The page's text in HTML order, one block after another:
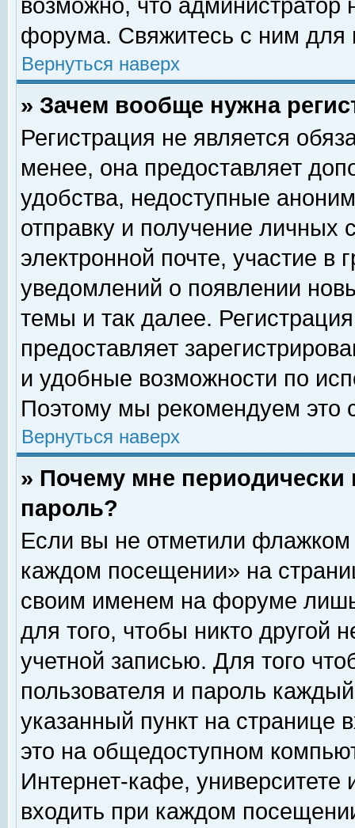
возможно, что
форума. Свяжитесь с ним для
Вернуться наверх
» Зачем вообще нужна
Регистрация не является
менее, она предоставляет
удобства, недоступные
отправку и получение личных
электронной почте, участие в
уведомлений о появлении
темы и так далее.
предоставляет
и удобные возможности по
Поэтому мы рекомендуем это
Вернуться наверх
» Почему мне
пароль?
Если вы не отметили флажком
каждом посещении» на
своим именем на форуме
для того, чтобы никто другой
учетной записью. Для того
пользователя и пароль
указанный пункт на
это на общедоступном
Интернет-кафе, университете
входить при каждом